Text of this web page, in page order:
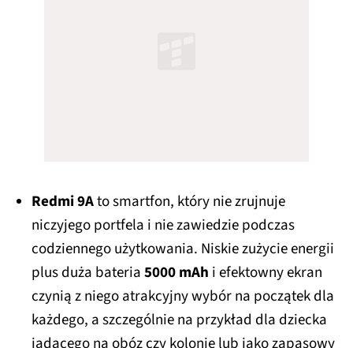
Redmi 9Ato smartfon, który nie zrujnuje
niczyjego portfela i nie zawiedzie podczas
codziennego użytkowania. Niskie zużycie energii
plus duża bateria5000 mAh i efektowny ekran
czynią z niego atrakcyjny wybór na początek dla
każdego, a szczególnie na przykład dla dziecka
jadącego na obóz czy kolonie lub jako zapasowy